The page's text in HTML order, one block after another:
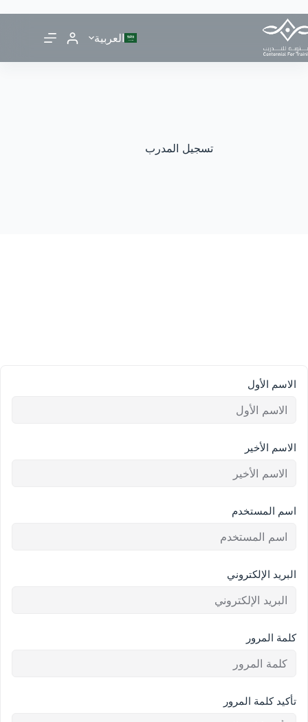
العربية
تسجيل المدرب
الاسم الأول
الاسم الأخير
اسم المستخدم
البريد الإلكتروني
كلمة المرور
تأكيد كلمة المرور